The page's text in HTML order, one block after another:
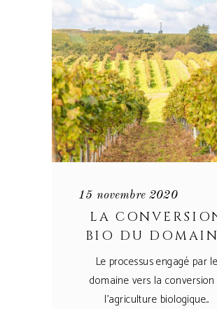
15 novembre 2020
LA
BIO DU
Le processus engagé par le
domaine vers la
l’agriculture biologique